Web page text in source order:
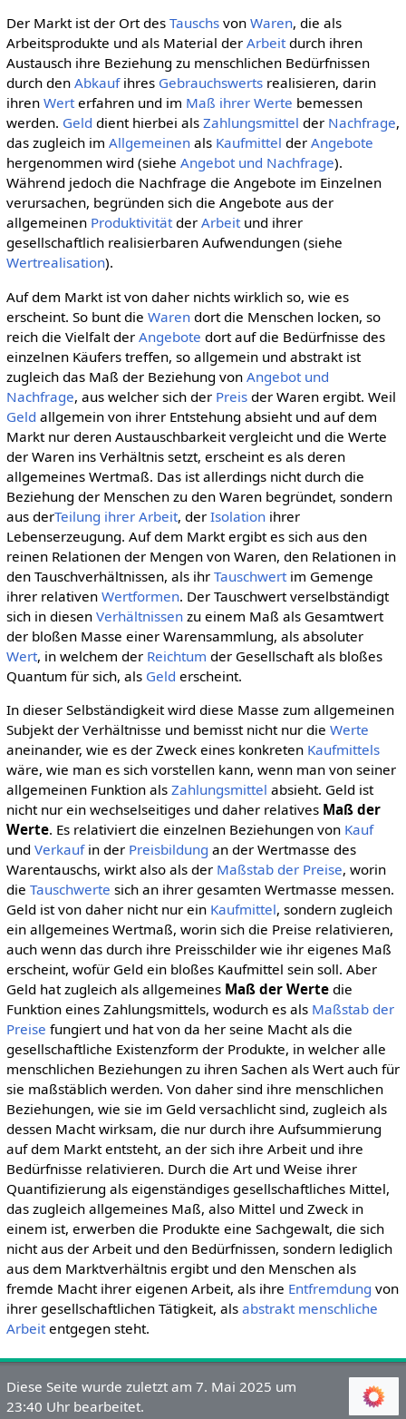
Der Markt ist der Ort des Tauschsvon Waren, die als
Arbeitsprodukte und als Material der Arbeitdurch ihren
Austausch ihre Beziehung zu menschlichen Bedürfnissen
durch den Abkaufihres Gebrauchswertsrealisieren, darin
ihren Werterfahren und im Maß ihrer Werte bemessen
werden. Geld dient hierbei als Zahlungsmittel der Nachfrage,
das zugleich im Allgemeinenals Kaufmittel der Angebote
hergenommen wird (siehe Angebot und Nachfrage).
Während jedoch die Nachfrage die Angebote im Einzelnen
verursachen, begründen sich die Angebote aus der
allgemeinen Produktivitätder Arbeitund ihrer
gesellschaftlich realisierbaren Aufwendungen (siehe
Wertrealisation).
Auf dem Markt ist von daher nichts wirklich so, wie es
erscheint. So bunt die Warendort die Menschen locken, so
reich die Vielfalt der Angebote dort auf die Bedürfnisse des
einzelnen Käufers treffen, so allgemein und abstrakt ist
zugleich das Maß der Beziehung von Angebot und
Nachfrage, aus welcher sich der Preisder Waren ergibt. Weil
Geld allgemein von ihrer Entstehung absieht und auf dem
Markt nur deren Austauschbarkeit vergleicht und die Werte
der Waren ins Verhältnis setzt, erscheint es als deren
allgemeines Wertmaß. Das ist allerdings nicht durch die
Beziehung der Menschen zu den Waren begründet, sondern
aus derTeilung ihrer Arbeit, der Isolationihrer
Lebenserzeugung. Auf dem Markt ergibt es sich aus den
reinen Relationen der Mengen von Waren, den Relationen in
den Tauschverhältnissen, als ihr Tauschwertim Gemenge
ihrer relativen Wertformen. Der Tauschwert verselbständigt
sich in diesen Verhältnissenzu einem Maß als Gesamtwert
der bloßen Masse einer Warensammlung, als absoluter
Wert, in welchem der Reichtum der Gesellschaft als bloßes
Quantum für sich, als Geld erscheint.
In dieser Selbständigkeit wird diese Masse zum allgemeinen
Subjekt der Verhältnisse und bemisst nicht nur die Werte
aneinander, wie es der Zweck eines konkreten Kaufmittels
wäre, wie man es sich vorstellen kann, wenn man von seiner
allgemeinen Funktion als Zahlungsmittel absieht. Geld ist
nicht nur ein wechselseitiges und daher relatives Maß der
Werte. Es relativiert die einzelnen Beziehungen von Kauf
und Verkaufin der Preisbildung an der Wertmasse des
Warentauschs, wirkt also als der Maßstab der Preise, worin
die Tauschwerte sich an ihrer gesamten Wertmasse messen.
Geld ist von daher nicht nur ein Kaufmittel, sondern zugleich
ein allgemeines Wertmaß, worin sich die Preise relativieren,
auch wenn das durch ihre Preisschilder wie ihr eigenes Maß
erscheint, wofür Geld ein bloßes Kaufmittel sein soll. Aber
Geld hat zugleich als allgemeines Maß der Wertedie
Funktion eines Zahlungsmittels, wodurch es als Maßstab der
Preise fungiert und hat von da her seine Macht als die
gesellschaftliche Existenzform der Produkte, in welcher alle
menschlichen Beziehungen zu ihren Sachen als Wert auch für
sie maßstäblich werden. Von daher sind ihre menschlichen
Beziehungen, wie sie im Geld versachlicht sind, zugleich als
dessen Macht wirksam, die nur durch ihre Aufsummierung
auf dem Markt entsteht, an der sich ihre Arbeit und ihre
Bedürfnisse relativieren. Durch die Art und Weise ihrer
Quantifizierung als eigenständiges gesellschaftliches Mittel,
das zugleich allgemeines Maß, also Mittel und Zweck in
einem ist, erwerben die Produkte eine Sachgewalt, die sich
nicht aus der Arbeit und den Bedürfnissen, sondern lediglich
aus dem Marktverhältnis ergibt und den Menschen als
fremde Macht ihrer eigenen Arbeit, als ihre Entfremdung von
ihrer gesellschaftlichen Tätigkeit, als abstrakt menschliche
Arbeitentgegen steht.
Diese Seite wurde zuletzt am 7. Mai 2025 um
23:40 Uhr bearbeitet.